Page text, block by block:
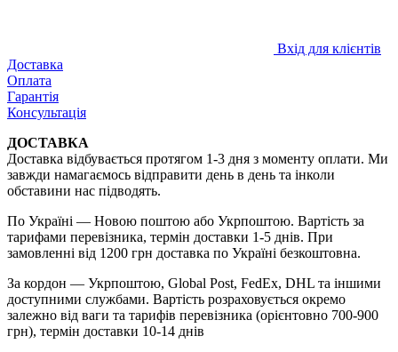
Вхід для клієнтів
Доставка
Оплата
Гарантія
Консультація
ДОСТАВКА
Доставка відбувається протягом 1-3 дня з моменту оплати. Ми
завжди намагаємось відправити день в день та інколи
обставини нас підводять.
По Україні — Новою поштою або Укрпоштою. Вартість за
тарифами перевізника, термін доставки 1-5 днів. При
замовленні від 1200 грн доставка по Україні безкоштовна.
За кордон — Укрпоштою, Global Post, FedEx, DHL та іншими
доступними службами. Вартість розраховується окремо
залежно від ваги та тарифів перевізника (орієнтовно 700-900
грн), термін доставки 10-14 днів